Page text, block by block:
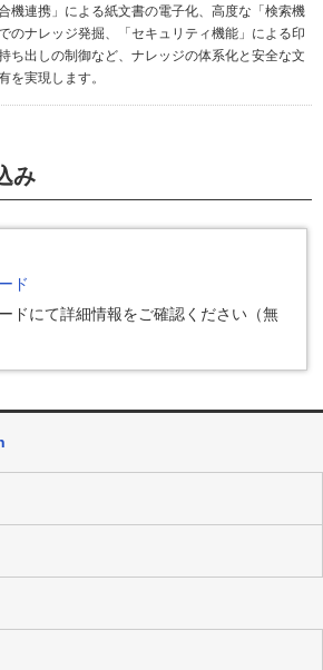
合機連携」による紙文書の電子化、高度な「検索機
のナレッジ発掘、「セキュリティ機能」による印
ち出しの制御など、ナレッジの体系化と安全な文
を実現します。
み
ド
ドにて詳細情報をご確認ください（無